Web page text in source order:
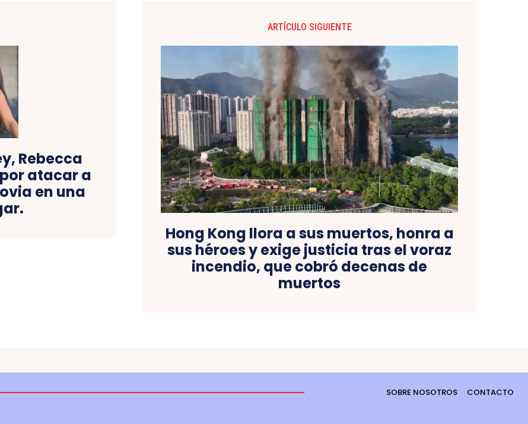
Rebecca
atacar a
en una
ARTÍCULO SIGUIENTE
Hong Kong llora a sus muertos, honra a
sus héroes y exige justicia tras el voraz
incendio, que cobró decenas de
muertos
SOBRE NOSOTROS CONTACTO